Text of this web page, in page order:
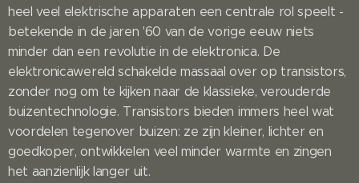
heel veel elektrische apparaten een centrale rol speelt -
betekende in de jaren '60 van de vorige eeuw niets
minder dan een revolutie in de elektronica. De
elektronicawereld schakelde massaal over op transistors,
zonder nog om te kijken naar de klassieke, verouderde
buizentechnologie. Transistors bieden immers heel wat
voordelen tegenover buizen: ze zijn kleiner, lichter en
goedkoper, ontwikkelen veel minder warmte en zingen
het aanzienlijk langer uit.